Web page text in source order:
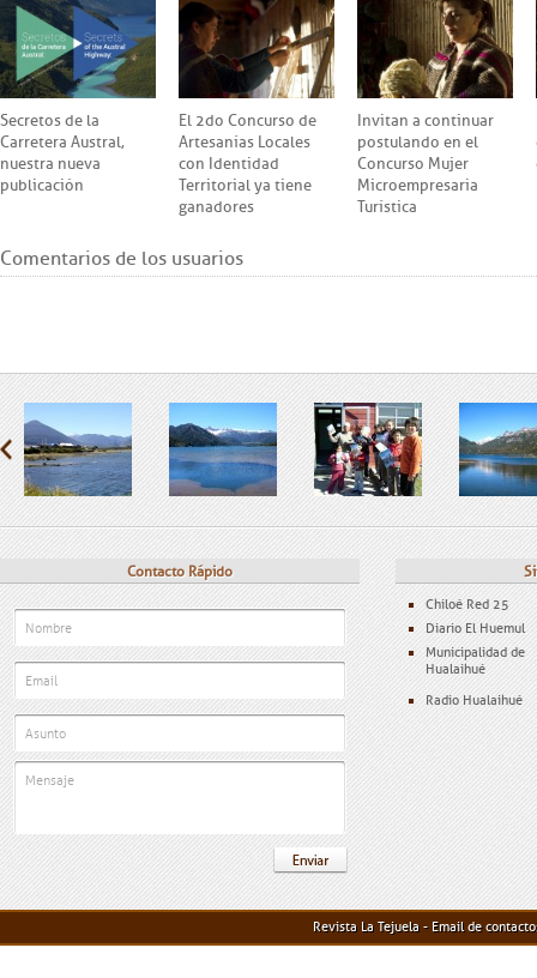
Secretos de la
Carretera Austral,
nuestra nueva
publicación
El 2do Concurso de
Artesanías Locales
con Identidad
Territorial ya tiene
ganadores
Invitan a continuar
postulando en el
Concurso Mujer
Microempresaria
Turística
Comentarios de los usuarios
Contacto Rápido
Chiloé Red 25
Diario El Huemul
Municipalidad de
Hualaihué
Radio Hualaihué
Revista La Tejuela - Email de